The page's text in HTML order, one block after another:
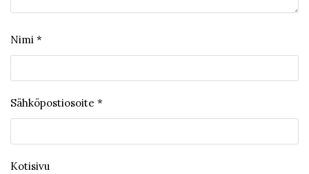
Nimi *
Sähköpostiosoite *
Kotisivu